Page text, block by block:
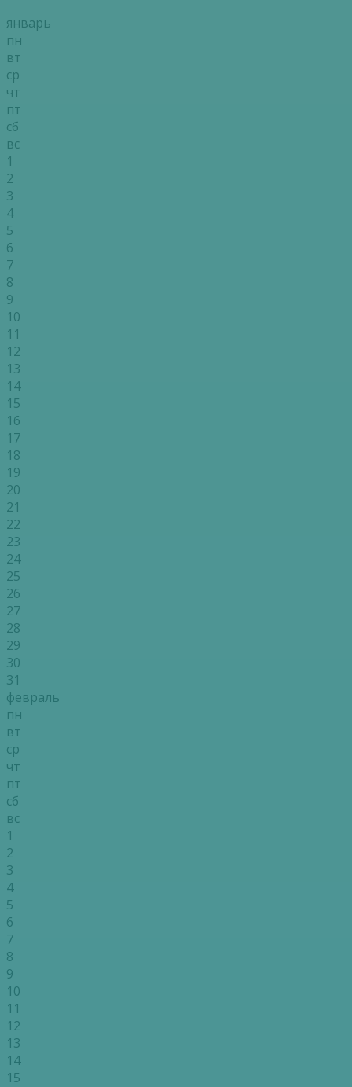
январь
пн
вт
ср
чт
пт
сб
вс
1
2
3
4
5
6
7
8
9
10
11
12
13
14
15
16
17
18
19
20
21
22
23
24
25
26
27
28
29
30
31
февраль
пн
вт
ср
чт
пт
сб
вс
1
2
3
4
5
6
7
8
9
10
11
12
13
14
15